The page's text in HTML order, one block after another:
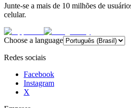
Junte-se a mais de 10 milhões de
celular.
Choose a language
Redes sociais
Facebook
Instagram
X